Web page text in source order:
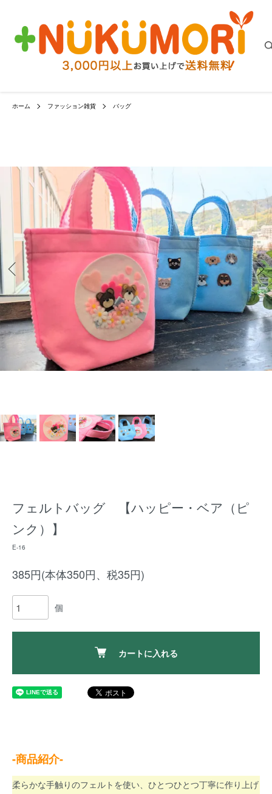
ホーム ファッション雑貨 バッグ
フェルトバッグ 【ハッピー・ベア（ピ
ンク）】
E-16
385円(本体350円、税35円)
個
カートに入れる
-商品紹介-
柔らかな手触りのフェルトを使い、ひとつひとつ丁寧に作り上げ